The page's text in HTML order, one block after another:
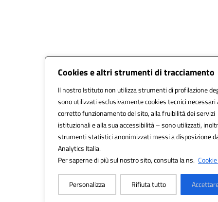
Cookies e altri strumenti di tracciamento
Il nostro Istituto non utilizza strumenti di profilazione
sono utilizzati esclusivamente cookies tecnici necessari
corretto funzionamento del sito, alla fruibilità dei servizi
istituzionali e alla sua accessibilità – sono utilizzati,
strumenti statistici anonimizzati messi a disposizione
Analytics Italia.
Per saperne di più sul nostro sito, consulta la ns.
Personalizza Rifiuta tutto